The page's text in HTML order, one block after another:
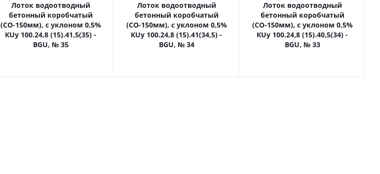
Лоток водоотводный
бетонный коробчатый
(СО-150мм), с уклоном 0,5%
КUу 100.24,8 (15).41,5(35) -
BGU, № 35
Лоток водоотводный
бетонный коробчатый
(СО-150мм), с уклоном 0,5%
КUу 100.24,8 (15).41(34,5) -
BGU, № 34
Лоток водоотводный
бетонный коробчатый
(СО-150мм), с уклоном 0,5%
КUу 100.24,8 (15).40,5(34) -
BGU, № 33